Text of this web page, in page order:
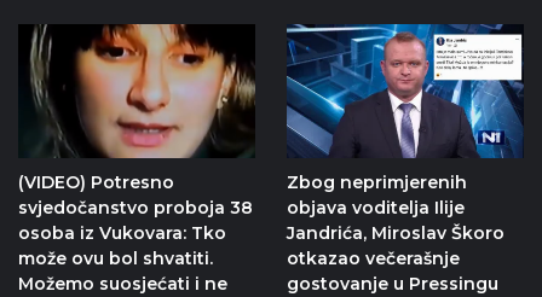
(VIDEO) Potresno
svjedočanstvo proboja 38
osoba iz Vukovara: Tko
može ovu bol shvatiti.
Možemo suosjećati i ne
Zbog neprimjerenih
objava voditelja Ilije
Jandrića, Miroslav Škoro
otkazao večerašnje
gostovanje u Pressingu